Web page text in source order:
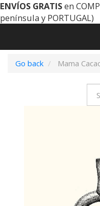
ENVÍOS GRATISen
península y PORTUGAL)
Go back
Mama